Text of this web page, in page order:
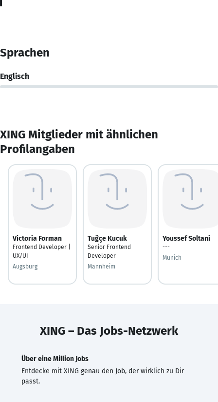
Sprachen
Englisch
XING Mitglieder mit ähnlichen
Profilangaben
Victoria Forman
Frontend Developer |
UX/UI
Augsburg
Tuğçe Kucuk
Senior Frontend
Developer
Mannheim
Youssef Soltani
---
Munich
XING – Das Jobs-Netzwerk
Über eine Million Jobs
Entdecke mit XING genau den Job, der wirklich zu Dir
passt.